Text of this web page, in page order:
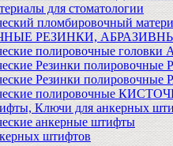
для стоматологии
пломбировочный
РЕЗИНКИ,
полировочные
Резинки полировочные
Резинки
полировочные
Ключи для анкерных
анкерные штифты
штифтов